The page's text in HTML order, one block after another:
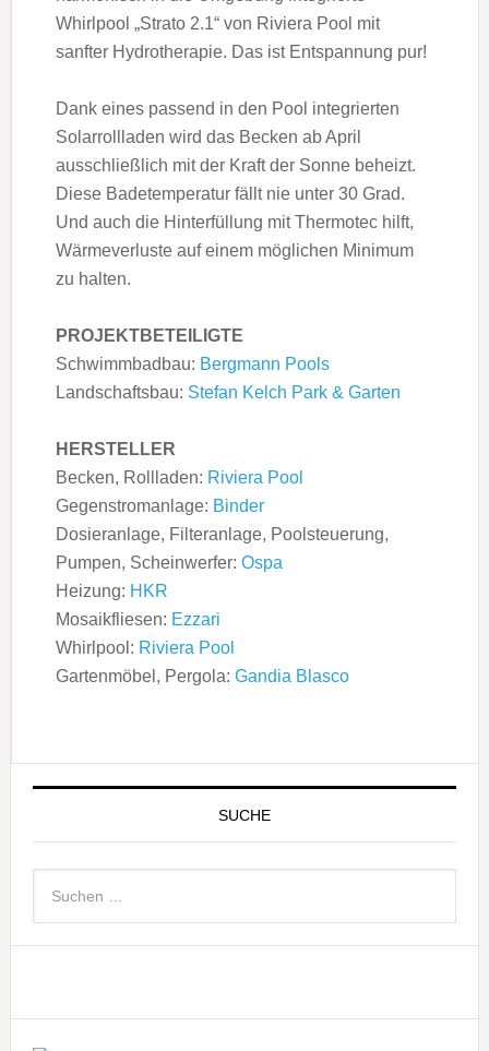
Whirlpool „Strato 2.1“ von Riviera Pool mit
sanfter Hydrotherapie. Das ist Entspannung pur!
Dank eines passend in den Pool integrierten
Solarrollladen wird das Becken ab April
ausschließlich mit der Kraft der Sonne beheizt.
Diese Badetemperatur fällt nie unter 30 Grad.
Und auch die Hinterfüllung mit Thermotec hilft,
Wärmeverluste auf einem möglichen Minimum
zu halten.
PROJEKTBETEILIGTE
Schwimmbadbau: Bergmann Pools
Landschaftsbau: Stefan Kelch Park & Garten
HERSTELLER
Becken, Rollladen: Riviera Pool
Gegenstromanlage: Binder
Dosieranlage, Filteranlage, Poolsteuerung,
Pumpen, Scheinwerfer: Ospa
Heizung: HKR
Mosaikfliesen: Ezzari
Whirlpool: Riviera Pool
Gartenmöbel, Pergola: Gandia Blasco
SUCHE